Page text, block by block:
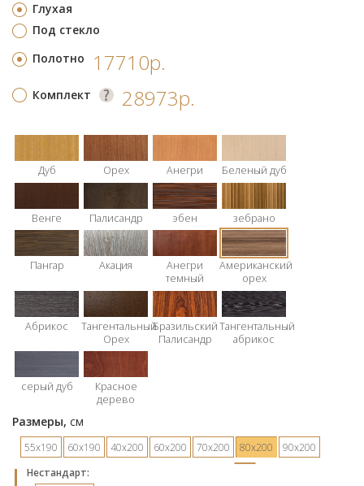
Глухая
Под стекло
Полотно 17710р.
Комплект 28973р.
Дуб Орех Анегри Беленый дуб
Венге Палисандр эбен зебрано
Пангар Акация
Анегри
темный
Американский
орех
Абрикос
Тангентальный
Орех
Бразильский
Палисандр
Тангентальный
абрикос
серый дуб
Красное
дерево
Размеры, см
55х190 60х190 40х200 60х200 70х200 80х200
90х200
Hестандарт: